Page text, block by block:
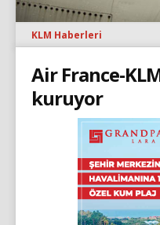
KLM Haberleri
Air France-
kuruyor